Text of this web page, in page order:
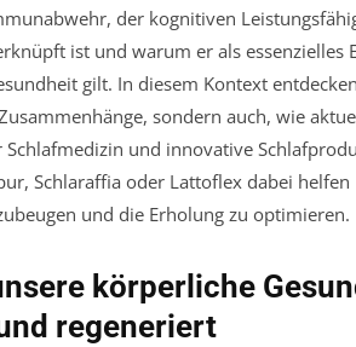
der kognitiven
ist und warum er als essenzielles
gilt. In diesem Kontext
sondern auch, wie
Schlafmedizin und innovative
Schlaraffia oder Lattoflex dabei helfen
und die Erholung zu optimieren.
körperliche
regeneriert